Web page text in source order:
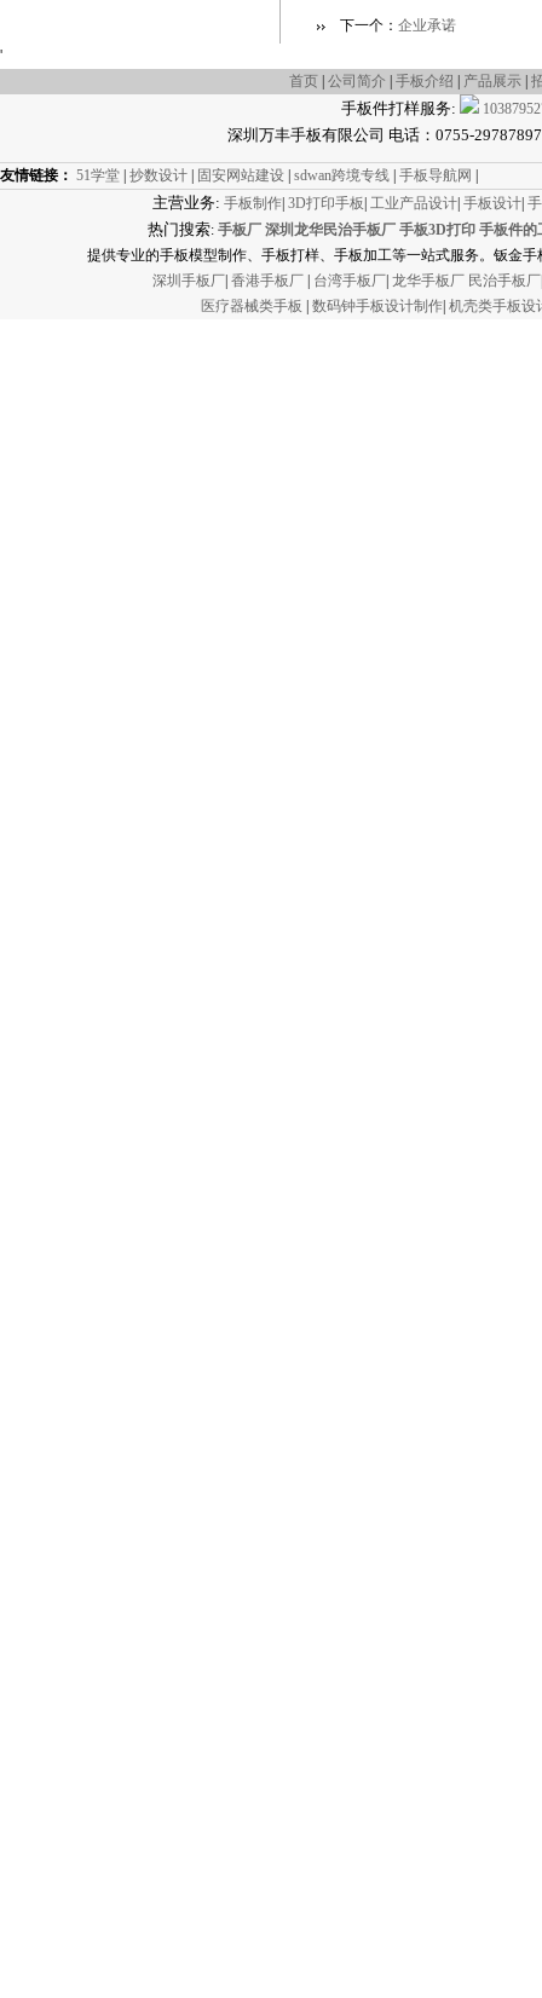
下一个： 企业承诺
'
首页 公司简介 手板介绍 产品展示
手板件打样服务:
深圳万丰手板有限公司 电话：0755-
友情链接： 51学堂 抄数设计 固安网站建设 sdwan跨境专线 手板导航网
主营业务: 手板制作| 3D打印手板 工业产品设计| 手板设计|
热门搜索: 手板厂 深圳龙华民治手板厂 手板3D打印 手板件的
提供专业的手板模型制作、手板打样、手板加工等一站式服务。钣金
深圳手板厂 香港手板厂 台湾手板厂 龙华手板厂 民治手板厂
医疗器械类手板
数码钟手板设计制作 机壳类手板设